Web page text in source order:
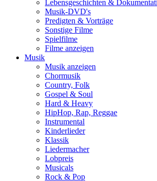
Lebensgeschichten &
Musik-DVD's
Predigten & Vorträge
Sonstige Filme
Spielfilme
Filme anzeigen
Musik
Musik anzeigen
Chormusik
Country, Folk
Gospel & Soul
Hard & Heavy
HipHop, Rap, Reggae
Instrumental
Kinderlieder
Klassik
Liedermacher
Lobpreis
Musicals
Rock & Pop